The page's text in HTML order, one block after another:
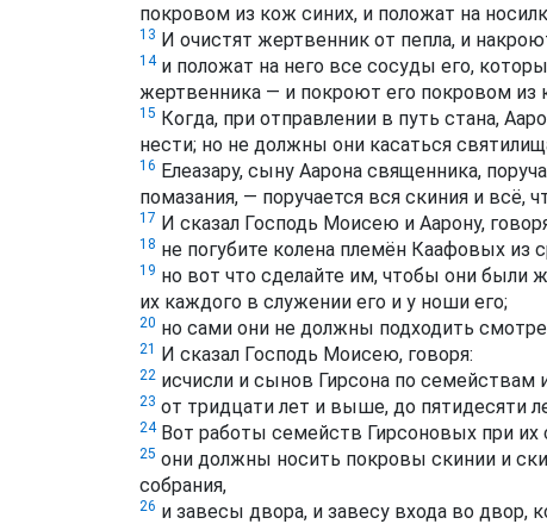
покровом из кож синих, и положат на
13 И очистят жертвенник от пепла, и
14и положат на него все сосуды его,
жертвенника — и покроют его покровом
15 Когда, при отправлении в путь стана,
нести; но не должны они касаться
16 Елеазару, сыну Аарона священника,
помазания, — поручается вся скиния и всё,
17 И сказал Господь Моисею и Аарону,
18 не погубите колена племён Каафовых из
19 но вот что сделайте им, чтобы они были
их каждого в служении его и у ноши его;
20 но сами они не должны подходить
21 И сказал Господь Моисею, говоря:
22 исчисли и сынов Гирсона по семействам
23 от тридцати лет и выше, до пятидесяти
24Вот работы семейств Гирсоновых при их
25 они должны носить покровы скинии и
собрания,
26 и завесы двора, и завесу входа во двор,